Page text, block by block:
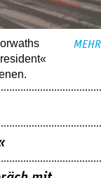
MEHR